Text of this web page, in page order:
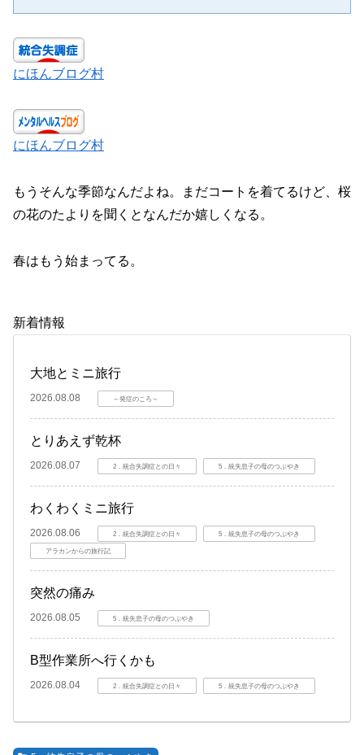
にほんブログ村
にほんブログ村
もうそんな季節なんだよね。まだコートを着てるけど、桜
の花のたよりを聞くとなんだか嬉しくなる。
春はもう始まってる。
新着情報
大地とミニ旅行
2026.08.08 ～発症のころ～
とりあえず乾杯
2026.08.07 2．統合失調症との日々 5．統失息子の母のつぶやき
わくわくミニ旅行
2026.08.06 2．統合失調症との日々 5．統失息子の母のつぶやき
アラカンからの旅行記
突然の痛み
2026.08.05 5．統失息子の母のつぶやき
B型作業所へ行くかも
2026.08.04 2．統合失調症との日々 5．統失息子の母のつぶやき